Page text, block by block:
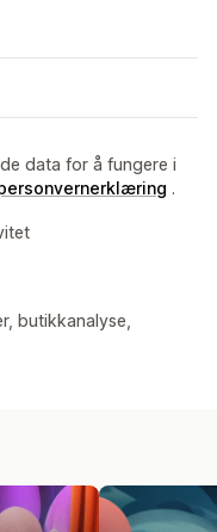
data for å fungere i
.
butikkanalyse,